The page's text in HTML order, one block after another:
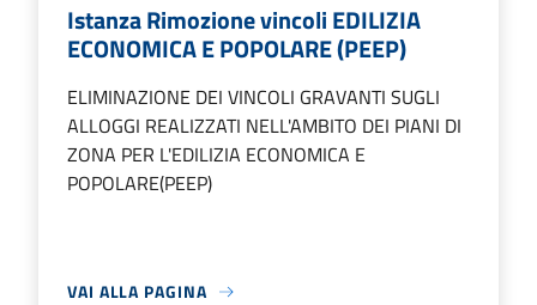
Istanza Rimozione vincoli EDILIZIA
ECONOMICA E POPOLARE (PEEP)
ELIMINAZIONE DEI VINCOLI GRAVANTI SUGLI
ALLOGGI REALIZZATI NELL'AMBITO DEI PIANI DI
ZONA PER L'EDILIZIA ECONOMICA E
POPOLARE(PEEP)
VAI ALLA PAGINA